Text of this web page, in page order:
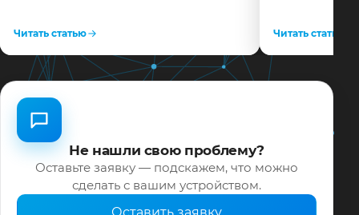
Читать статью Читать статью
Не нашли свою проблему?
Оставьте заявку — подскажем, что можно
сделать с вашим устройством.